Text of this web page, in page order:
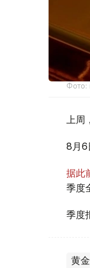
Фото:
上
8月6
据此
季度
季度
黄